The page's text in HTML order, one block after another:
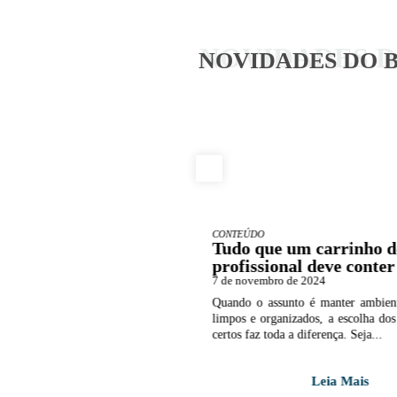
NOVIDADES DO
NOVIDADES
CONTEÚDO
Tudo que um carrinho
profissional deve conter
7 de novembro de 2024
Quando o assunto é manter
limpos e organizados, a escolha
certos faz toda a diferença. Seja...
Leia Mais